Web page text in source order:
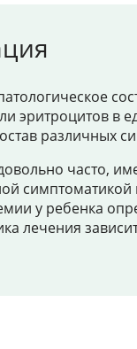
эритроцитов в
различных
часто,
у ребенка
лечения